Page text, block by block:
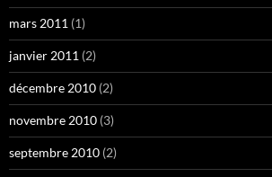
mars 2011 (1)
janvier 2011 (2)
décembre 2010 (2)
novembre 2010 (3)
septembre 2010 (2)